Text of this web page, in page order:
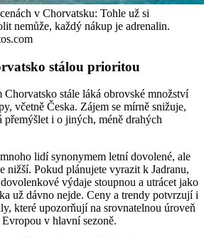
v Chorvatsku: Tohle už si
nemůže, každý nákup je adrenalin.
stálou prioritou
stále láká obrovské množství
včetně Česka. Zájem se mírně snižuje,
přemýšlet i o jiných, méně drahých
lidí synonymem letní dovolené, ale
nižší. Pokud plánujete vyrazit k Jadranu,
výdaje stoupnou a utrácet jako
už dávno nejde. Ceny a trendy potvrzují i
které upozorňují na srovnatelnou úroveň
v hlavní sezoně.